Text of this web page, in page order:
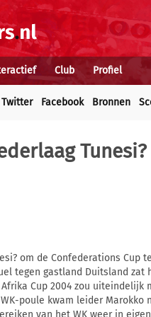
Club Profiel
Twitter Facebook Bronnen
om de Confederations Cup
tegen gastland Duitsland zat
Cup 2004 zou uiteindelijk
poule kwam leider Marokko